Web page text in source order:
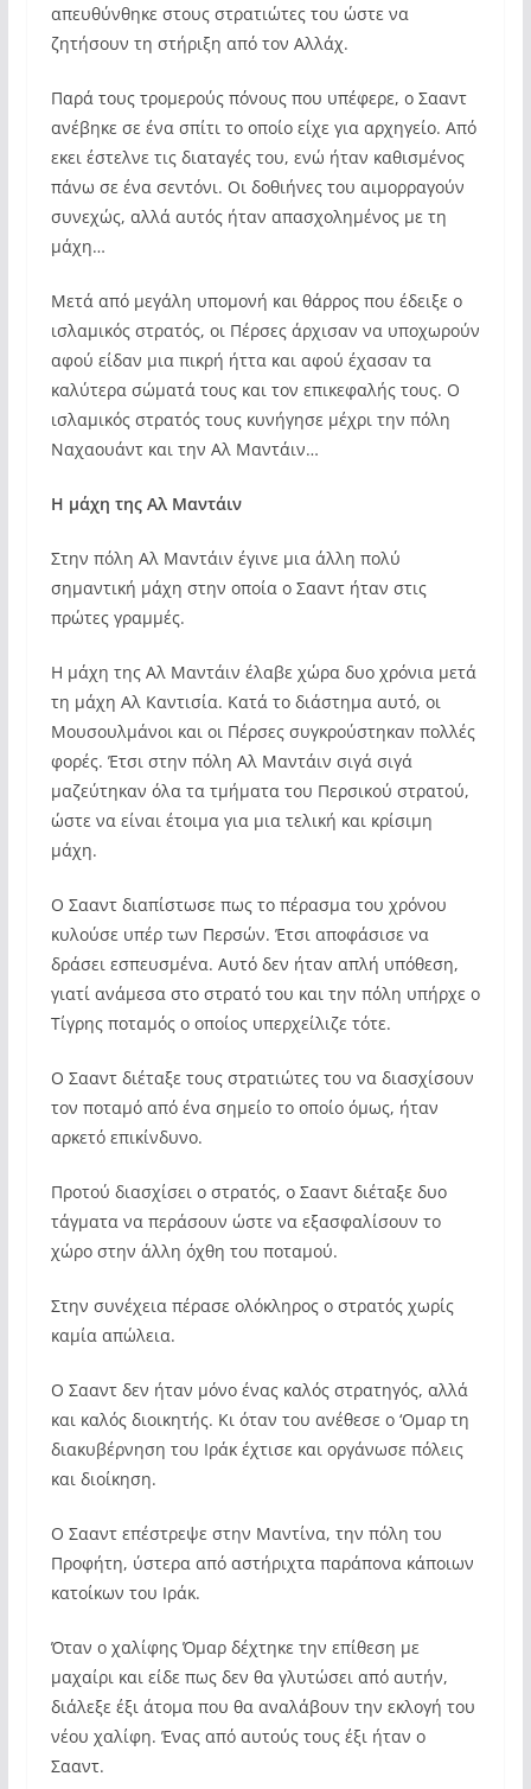
απευθύνθηκε στους στρατιώτες του ώστε να
ζητήσουν τη στήριξη από τον Αλλάχ.
Παρά τους τρομερούς πόνους που υπέφερε, ο Σααντ
ανέβηκε σε ένα σπίτι το οποίο είχε για αρχηγείο. Από
εκει έστελνε τις διαταγές του, ενώ ήταν καθισμένος
πάνω σε ένα σεντόνι. Οι δοθιήνες του αιμορραγούν
συνεχώς, αλλά αυτός ήταν απασχολημένος με τη
μάχη…
Μετά από μεγάλη υπομονή και θάρρος που έδειξε ο
ισλαμικός στρατός, οι Πέρσες άρχισαν να υποχωρούν
αφού είδαν μια πικρή ήττα και αφού έχασαν τα
καλύτερα σώματά τους και τον επικεφαλής τους. Ο
ισλαμικός στρατός τους κυνήγησε μέχρι την πόλη
Ναχαουάντ και την Αλ Μαντάιν…
Η μάχη της Αλ Μαντάιν
Στην πόλη Αλ Μαντάιν έγινε μια άλλη πολύ
σημαντική μάχη στην οποία ο Σααντ ήταν στις
πρώτες γραμμές.
Η μάχη της Αλ Μαντάιν έλαβε χώρα δυο χρόνια μετά
τη μάχη Αλ Καντισία. Κατά το διάστημα αυτό, οι
Μουσουλμάνοι και οι Πέρσες συγκρούστηκαν πολλές
φορές. Έτσι στην πόλη Αλ Μαντάιν σιγά σιγά
μαζεύτηκαν όλα τα τμήματα του Περσικού στρατού,
ώστε να είναι έτοιμα για μια τελική και κρίσιμη
μάχη.
Ο Σααντ διαπίστωσε πως το πέρασμα του χρόνου
κυλούσε υπέρ των Περσών. Έτσι αποφάσισε να
δράσει εσπευσμένα. Αυτό δεν ήταν απλή υπόθεση,
γιατί ανάμεσα στο στρατό του και την πόλη υπήρχε ο
Τίγρης ποταμός ο οποίος υπερχείλιζε τότε.
Ο Σααντ διέταξε τους στρατιώτες του να διασχίσουν
τον ποταμό από ένα σημείο το οποίο όμως, ήταν
αρκετό επικίνδυνο.
Προτού διασχίσει ο στρατός, ο Σααντ διέταξε δυο
τάγματα να περάσουν ώστε να εξασφαλίσουν το
χώρο στην άλλη όχθη του ποταμού.
Στην συνέχεια πέρασε ολόκληρος ο στρατός χωρίς
καμία απώλεια.
Ο Σααντ δεν ήταν μόνο ένας καλός στρατηγός, αλλά
και καλός διοικητής. Κι όταν του ανέθεσε ο ‘Ομαρ τη
διακυβέρνηση του Ιράκ έχτισε και οργάνωσε πόλεις
και διοίκηση.
Ο Σααντ επέστρεψε στην Μαντίνα, την πόλη του
Προφήτη, ύστερα από αστήριχτα παράπονα κάποιων
κατοίκων του Ιράκ.
Όταν ο χαλίφης Όμαρ δέχτηκε την επίθεση με
μαχαίρι και είδε πως δεν θα γλυτώσει από αυτήν,
διάλεξε έξι άτομα που θα αναλάβουν την εκλογή του
νέου χαλίφη. Ένας από αυτούς τους έξι ήταν ο
Σααντ.